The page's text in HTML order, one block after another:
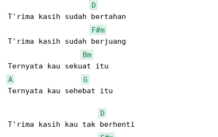
D
T'rima kasih sudah bertahan
F#m
T'rima kasih sudah berjuang
Bm
A
G
Ternyata kau sehebat itu
D
T'rima kasih kau tak berhenti